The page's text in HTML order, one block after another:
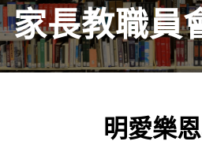
家長教職員
明愛樂